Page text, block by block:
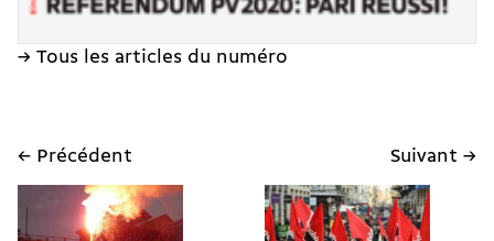
→ Tous les articles du numéro
← Précédent Suivant →